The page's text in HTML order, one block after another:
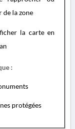
de la zone
la carte en
:
protégées